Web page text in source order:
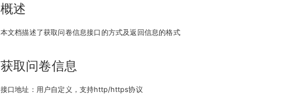
概述
本文档描述了获取问卷信息接口的方式及返回信息的格式
获取问卷信息
接口地址：用户自定义，支持http/https协议